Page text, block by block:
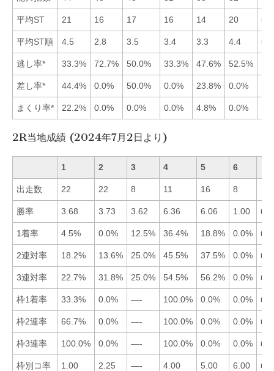
平均ST 21 16 17 16 14 20
平均ST順 4.5 2.8 3.5 3.4 3.3 4.4
逃し率* 33.3% 72.7% 50.0% 33.3% 47.6% 52.5%
差し率* 44.4% 0.0% 50.0% 0.0% 23.8% 0.0%
まくり率* 22.2% 0.0% 0.0% 0.0% 4.8% 0.0%
2R当地成績 (2024年7月2日より)
1 2 3 4 5 6
出走数 22 22 8 11 16 8
勝率 3.68 3.73 3.62 6.36 6.06 1.00
1着率 4.5% 0.0% 12.5% 36.4% 18.8% 0.0%
2連対率 18.2% 13.6% 25.0% 45.5% 37.5% 0.0%
3連対率 22.7% 31.8% 25.0% 54.5% 56.2% 0.0%
枠1着率 33.3% 0.0% —- 100.0% 0.0% 0.0%
枠2連率 66.7% 0.0% —- 100.0% 0.0% 0.0%
枠3連率 100.0% 0.0% —- 100.0% 0.0% 0.0%
枠別コ率 1.00 2.25 —- 4.00 5.00 6.00